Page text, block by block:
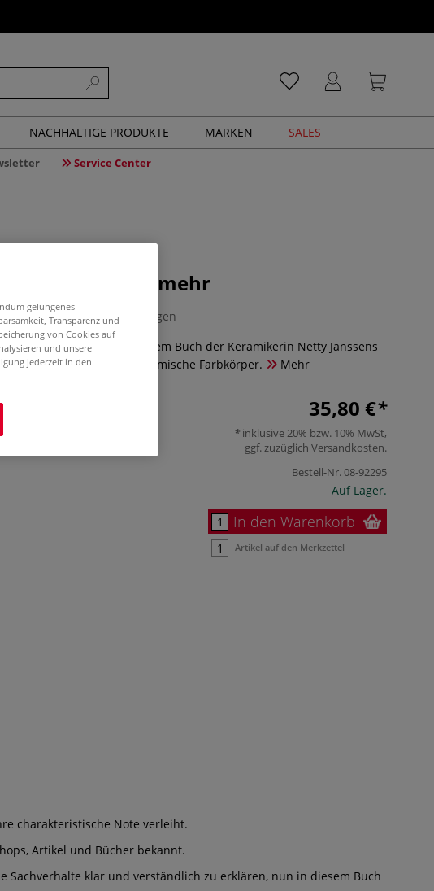
NACHHALTIGE PRODUKTE MARKEN SALES
Service Center
Farbkörper & mehr
0 Bewertungen
Farben, Farben … In diesem Buch der Keramikerin Netty Janssens
sich alles um Ton und keramische Farbkörper.
Mehr
35,80 €
inklusive 20% bzw. 10% MwSt,
ggf. zuzüglich Versandkosten.
Bestell-Nr.08-92295
Auf Lager.
In den Warenkorb
Artikel auf den Merkzettel
charakteristische Note verleiht.
Artikel und Bücher bekannt.
klar und verständlich zu erklären, nun in diesem Buch
gelungenes
Transparenz und
von Cookies auf
und unsere
jederzeit in den